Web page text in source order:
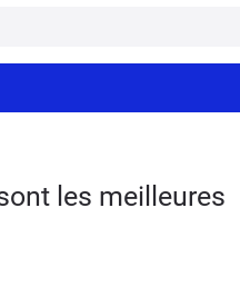
les meilleures